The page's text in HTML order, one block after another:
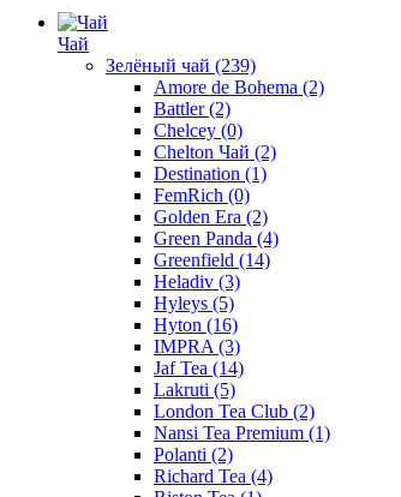
Чай
Зелёный чай (239)
Amore de Bohema (2)
Battler(2)
Chelcey (0)
Chelton Чай (2)
Destination (1)
FemRich (0)
Golden Era (2)
Green Panda (4)
Greenfield (14)
Heladiv (3)
Hyleys (5)
Hyton (16)
IMPRA (3)
Jaf Tea (14)
Lakruti (5)
London Tea Club (2)
Nansi Tea Premium (1)
Polanti (2)
Richard Tea (4)